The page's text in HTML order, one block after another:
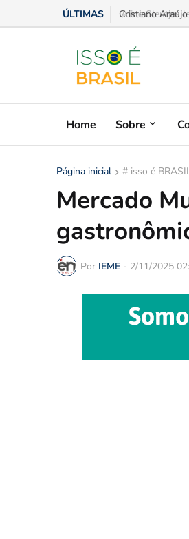
ÚLTIMAS Aline Sleutjes
Home Sobre
Página inicial # isso é
Mercado
Por IEME - 2/11/2025